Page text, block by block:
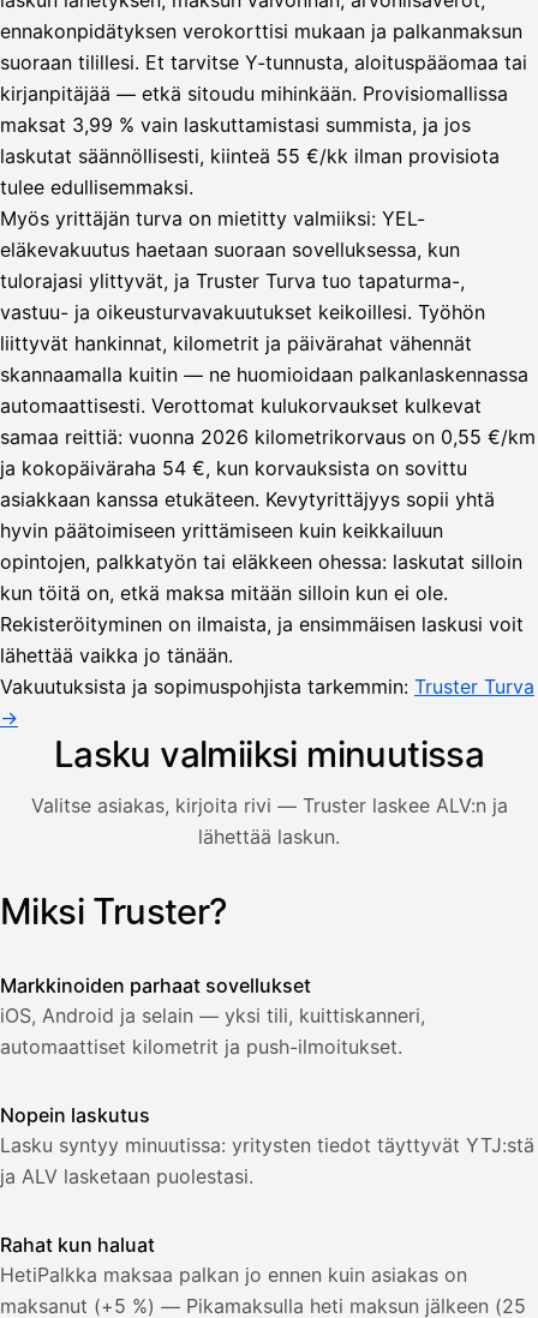
ennakonpidätyksen verokorttisi mukaan ja palkanmaksun
suoraan tilillesi. Et tarvitse Y-tunnusta, aloituspääomaa tai
kirjanpitäjää — etkä sitoudu mihinkään. Provisiomallissa
maksat 3,99 % vain laskuttamistasi summista, ja jos
laskutat säännöllisesti, kiinteä 55 €/kk ilman provisiota
tulee edullisemmaksi.
Myös yrittäjän turva on mietitty valmiiksi: YEL-
eläkevakuutus haetaan suoraan sovelluksessa, kun
tulorajasi ylittyvät, ja Truster Turva tuo tapaturma-,
vastuu- ja oikeusturvavakuutukset keikoillesi. Työhön
liittyvät hankinnat, kilometrit ja päivärahat vähennät
skannaamalla kuitin — ne huomioidaan palkanlaskennassa
automaattisesti. Verottomat kulukorvaukset kulkevat
samaa reittiä: vuonna 2026 kilometrikorvaus on 0,55 €/km
ja kokopäiväraha 54 €, kun korvauksista on sovittu
asiakkaan kanssa etukäteen. Kevytyrittäjyys sopii yhtä
hyvin päätoimiseen yrittämiseen kuin keikkailuun
opintojen, palkkatyön tai eläkkeen ohessa: laskutat silloin
kun töitä on, etkä maksa mitään silloin kun ei ole.
Rekisteröityminen on ilmaista, ja ensimmäisen laskusi voit
lähettää vaikka jo tänään.
Vakuutuksista ja sopimuspohjista tarkemmin: Truster Turva
→
Lasku valmiiksi minuutissa
Valitse asiakas, kirjoita rivi — Truster laskee ALV:n ja
lähettää laskun.
Kuvitus: käyttäjä luo laskun Truster-sovelluksessa —
Uusi lasku
Oy
heinäkuu
1
€
25,5
471,75
Lähetä
lasku
Lasku lähetetty
Miksi Truster?
Markkinoiden parhaat sovellukset
iOS, Android ja selain — yksi tili, kuittiskanneri,
automaattiset kilometrit ja push-ilmoitukset.
Nopein laskutus
Lasku syntyy minuutissa: yritysten tiedot täyttyvät YTJ:stä
ja ALV lasketaan puolestasi.
Rahat kun haluat
HetiPalkka maksaa palkan jo ennen kuin asiakas on
maksanut (+5 %) — Pikamaksulla heti maksun jälkeen (25